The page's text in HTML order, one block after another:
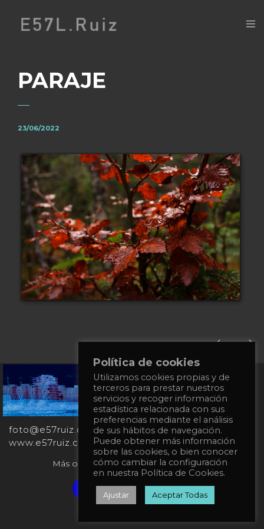
PARAJE
23/06/2022
+34
651
862
863
foto@e57ruiz.com
www.e57ruiz.com
Más obras en la galería virtual Singulart:
Verified artist on Singulart
Política de cookies
Utilizamos cookies propias y de
terceros para prestar nuestros
servicios y recoger información
estadística relacionada con sus
preferencias mediante el análisis
de sus hábitos de navegación.
Puede obtener más información
sobre las cookies, o bien conocer
cómo cambiar la configuración
en nuestra Política de Cookies.
Ajustar Aceptar Todas